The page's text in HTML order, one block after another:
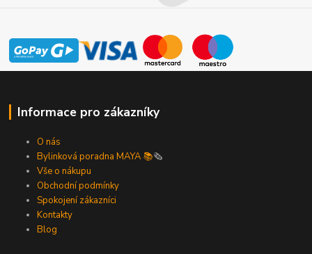
Informace pro zákazníky
O nás
Bylinková poradna MAYA 📚🗞️
Vše o nákupu
Obchodní podmínky
Spokojení zákazníci
Kontakty
Blog